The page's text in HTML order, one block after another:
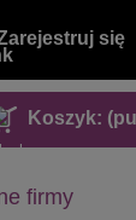
się
Koszyk:
firmy